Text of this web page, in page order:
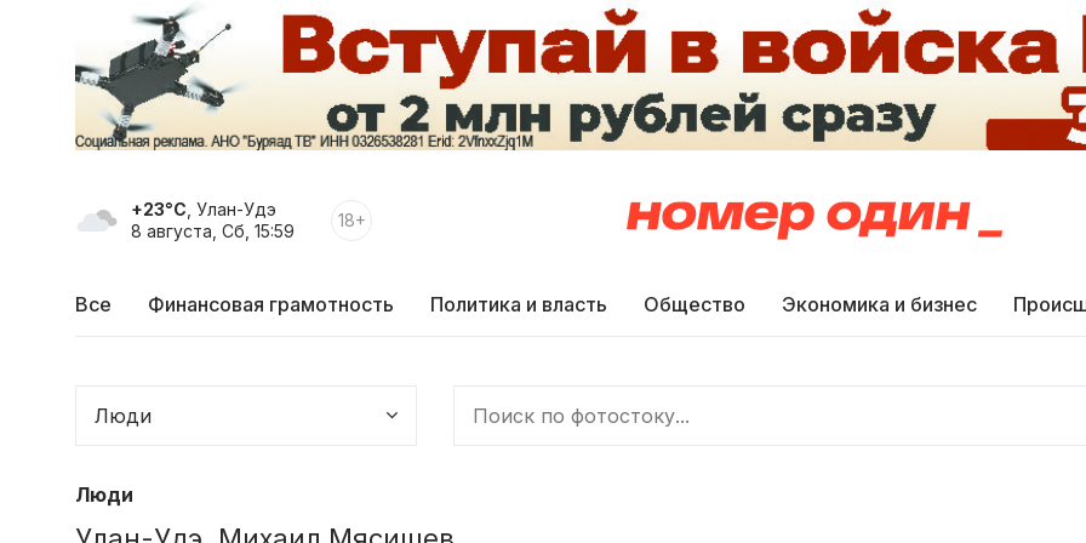
+23°C , Улан-Удэ
8 августа, Сб, 15:59
18+
Все Финансовая грамотность Политика и власть Общество Экономика и бизнес
Люди